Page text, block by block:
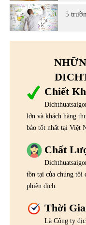
5
Chiết
lớn và khách hàng
bảo tốt nhất tại Việt
Chất
tồn tại của chúng tôi
phiên dịch.
Thời
Là Công ty